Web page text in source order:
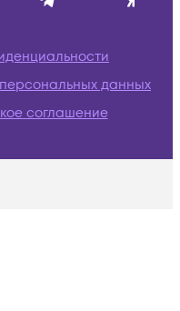
данных
соглашение